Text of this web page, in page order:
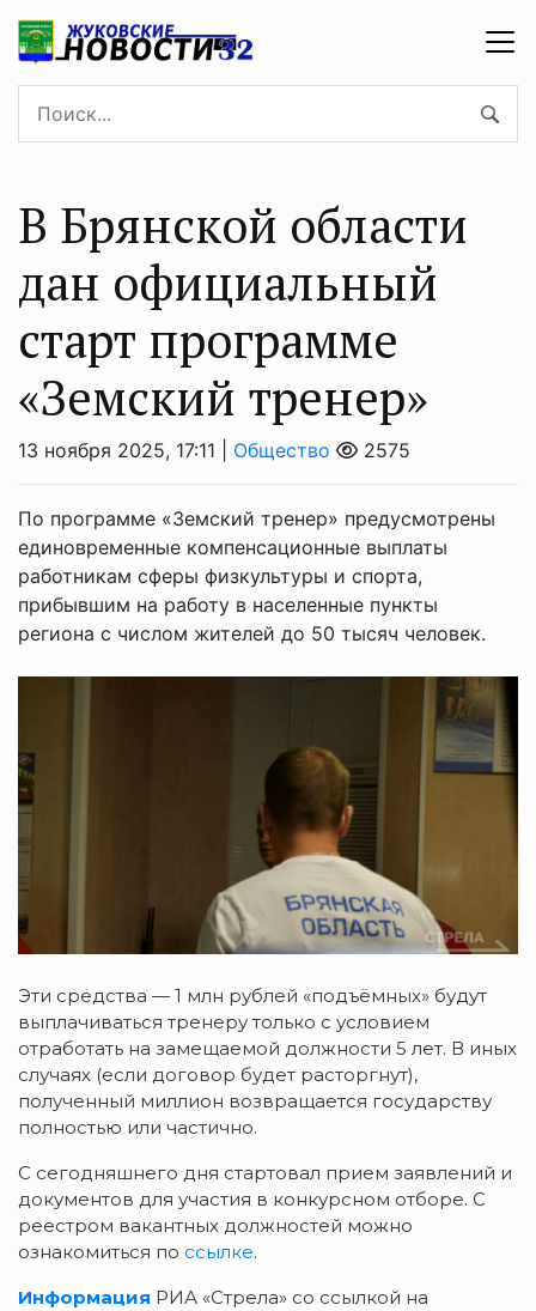
В Брянской области
дан официальный
старт программе
«Земский тренер»
13 ноября 2025, 17:11 | Общество 2575
По программе «Земский тренер» предусмотрены
единовременные компенсационные выплаты
работникам сферы физкультуры и спорта,
прибывшим на работу в населенные пункты
региона с числом жителей до 50 тысяч человек.
Эти средства — 1 млн рублей «подъёмных» будут
выплачиваться тренеру только с условием
отработать на замещаемой должности 5 лет. В иных
случаях (если договор будет расторгнут),
полученный миллион возвращается государству
полностью или частично.
С сегодняшнего дня стартовал прием заявлений и
документов для участия в конкурсном отборе. С
реестром вакантных должностей можно
ознакомиться по ссылке.
Информация РИА «Стрела» со ссылкой на